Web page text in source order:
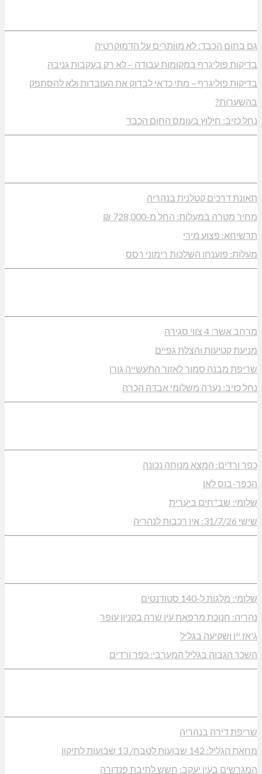
גם בחום הכבד: לא מוותרים על הדמוקרטיה
בדיקות פוליגרף במקומות עבודה – לא רק בעקבות גניבה
בדיקות פוליגרף – מתי כדאי לבדוק את העובדות ולא להסתפק
בהשערות?
נחל כזיב: חילוץ בעומס החום הכבד
תאונת דרכים קטלנית בנהריה
מחיר מטרה במעלות: החל מ-728,000 ₪
תרשיחא: פצוע מירי
מעלות: פוענחו השלכות רימוני רסס
מרחב אשר: 4 צווי סגירה
מניעת קטיעות והצלת גפיים
שריפת מבנה סמוך לאזור התעשייה גורן
נחל כזיב: נערה משלומי אבדה הכרה
כפר ורדים: המצא מנוחה נכונה
הכפר-בוס לאן
שלומי: שב"חים ביערית
שישי 31/7/26: אין רכבות לנהריה
שלומי: מלגות ל-140 סטודנטים
נהריה: חנוכת מרפאת עין שרה בקניון עופר
ג'אז יין ושקיעה בגליל
השכר הגבוה בגליל המערבי: כפר ורדים
שריפת דירה בנהריה
מחאת הגליל: 142 שבועות לטבח/ 13 שבועות לתיקון
המגרשים בעין יעקב: חשש לתיבת פנדורה